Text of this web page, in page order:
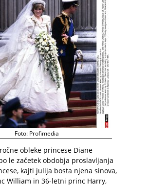
Foto: Profimedia
obleke princese Diane
le začetek obdobja proslavljanja
kajti julija bosta njena sinova,
William in 36-letni princ Harry,